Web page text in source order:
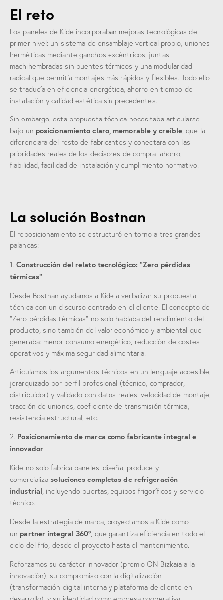
El reto
Los paneles de Kide incorporaban mejoras tecnológicas de
primer nivel: un sistema de ensamblaje vertical propio, uniones
herméticas mediante ganchos excéntricos, juntas
machihembradas sin puentes térmicos y una modularidad
radical que permitía montajes más rápidos y flexibles. Todo ello
se traducía en eficiencia energética, ahorro en tiempo de
instalación y calidad estética sin precedentes.
Sin embargo, esta propuesta técnica necesitaba articularse
bajo un posicionamiento claro, memorable y creíble, que la
diferenciara del resto de fabricantes y conectara con las
prioridades reales de los decisores de compra: ahorro,
fiabilidad, facilidad de instalación y cumplimiento normativo.
La solución Bostnan
El reposicionamiento se estructuró en torno a tres grandes
palancas:
1.Construcción del relato tecnológico: “Zero pérdidas
térmicas”
Desde Bostnan ayudamos a Kide a verbalizar su propuesta
técnica con un discurso centrado en el cliente. El concepto de
“Zero pérdidas térmicas” no solo hablaba del rendimiento del
producto, sino también del valor económico y ambiental que
generaba: menor consumo energético, reducción de costes
operativos y máxima seguridad alimentaria.
Articulamos los argumentos técnicos en un lenguaje accesible,
jerarquizado por perfil profesional (técnico, comprador,
distribuidor) y validado con datos reales: velocidad de montaje,
tracción de uniones, coeficiente de transmisión térmica,
resistencia estructural, etc.
2. Posicionamiento de marca como fabricante integral e
innovador
Kide no solo fabrica paneles: diseña, produce y
comercializasoluciones completas de refrigeración
industrial, incluyendo puertas, equipos frigoríficos y servicio
técnico.
Desde la estrategia de marca, proyectamos a Kide como
un partner integral 360°, que garantiza eficiencia en todo el
ciclo del frío, desde el proyecto hasta el mantenimiento.
Reforzamos su carácter innovador (premio ON Bizkaia a la
innovación), su compromiso con la digitalización
(transformación digital interna y plataforma de cliente en